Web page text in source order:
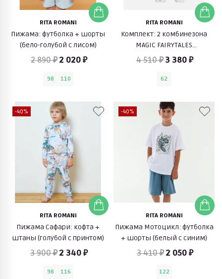
RITA ROMANI
Пижама: футболка + шорты
(бело-голубой с лисом)
2 890 ₽ 2 020 ₽
98 110
RITA ROMANI
Комплект: 2 комбинезона
MAGIC FAIRYTALES
(разноцветный)
4 510 ₽3 380 ₽
62
-40%
RITA ROMANI
Пижама Сафари: кофта +
штаны (голубой с принтом)
3 900 ₽ 2 340 ₽
98 116
-40%
RITA ROMANI
Пижама Мотоцикл: футболка
+ шорты (белый с синим)
3 410 ₽ 2 050 ₽
122